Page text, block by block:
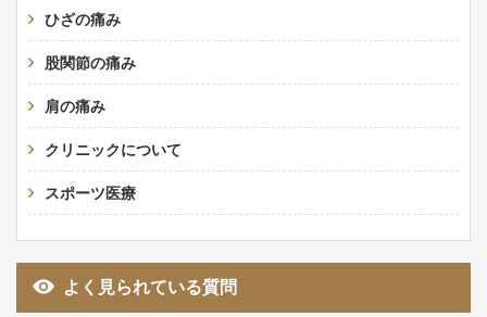
ひざの痛み
股関節の痛み
肩の痛み
クリニックについて
スポーツ医療
よく見られている質問